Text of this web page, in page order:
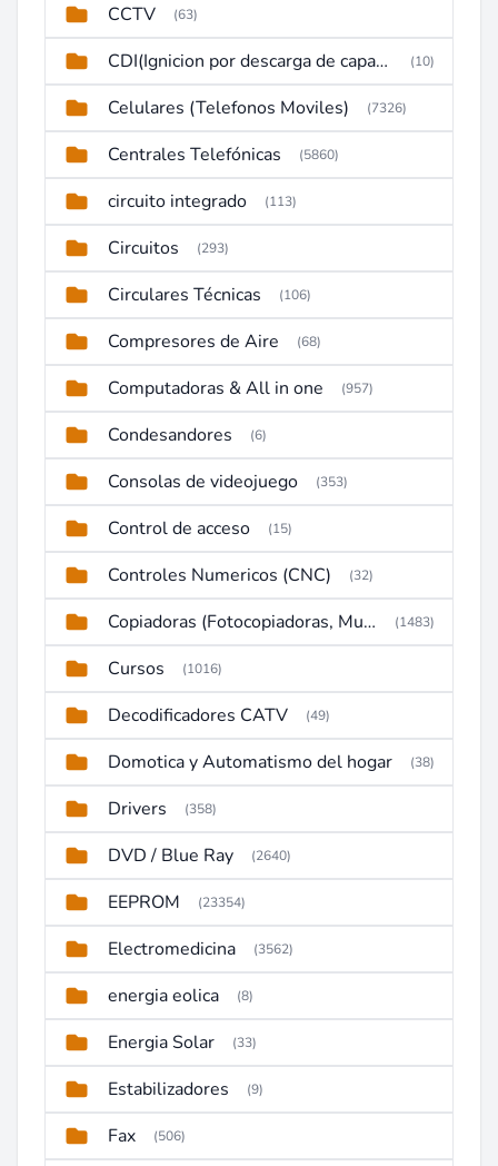
CCTV (63)
CDI(Ignicion por descarga de capacitor) (10)
Celulares (Telefonos Moviles) (7326)
Centrales Telefónicas (5860)
circuito integrado (113)
Circuitos (293)
Circulares Técnicas (106)
Compresores de Aire (68)
Computadoras & All in one (957)
Condesandores (6)
Consolas de videojuego (353)
Control de acceso (15)
Controles Numericos (CNC) (32)
Copiadoras (Fotocopiadoras, Multifunctions, Ploter, etc) (1483)
Cursos (1016)
Decodificadores CATV (49)
Domotica y Automatismo del hogar (38)
Drivers (358)
DVD / Blue Ray (2640)
EEPROM (23354)
Electromedicina (3562)
energia eolica (8)
Energia Solar (33)
Estabilizadores (9)
Fax (506)